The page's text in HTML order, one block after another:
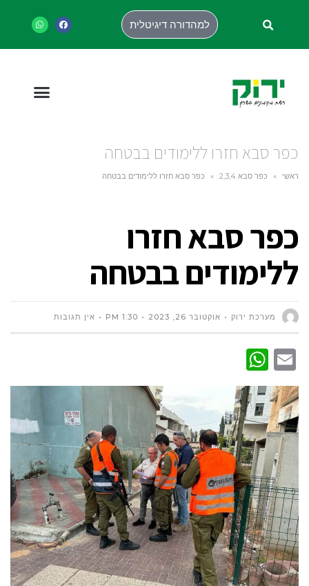
למהדורה דיגיטלית
כפר סבא חזרו ללימודים בבטחה
ראשי » כפר סבא 2,3,4 » כפר סבא חזרו ללימודים בבטחה
כפר סבא חזרו
ללימודים בבטחה
מערכת ירוק אוקטובר 26, 2023 1:30 PM אין תגובות
Email